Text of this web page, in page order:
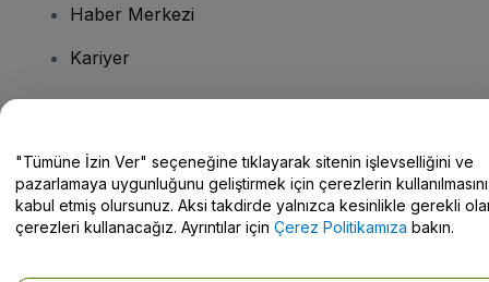
Haber Merkezi
Kariyer
Yardım Merkezi / Bize Ulaşın
"Tümüne İzin Ver" seçeneğine tıklayarak sitenin işlevselliğini ve
pazarlamaya uygunluğunu geliştirmek için çerezlerin kullanılmasını
kabul etmiş olursunuz. Aksi takdirde yalnızca kesinlikle gerekli
çerezleri kullanacağız. Ayrıntılar için Çerez Politikamıza bakın.